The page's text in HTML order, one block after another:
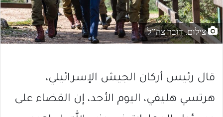
צילום: דובר צה”ל
قال رئيس أركان الجيش الإسرائيلي،
هرتسي هليفي، اليوم الأحد، إن القضاء على